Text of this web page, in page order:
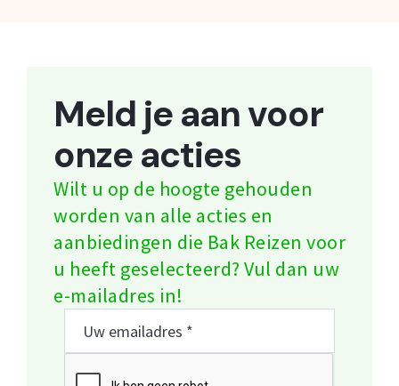
Meld je aan voor
onze acties
Wilt u op de hoogte gehouden
worden van alle acties en
aanbiedingen die Bak Reizen voor
u heeft geselecteerd? Vul dan uw
e-mailadres in!